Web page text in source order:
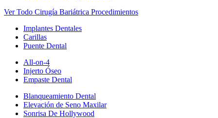
Ver Todo Cirugía Bariátrica Procedimientos
Implantes Dentales
Carillas
Puente Dental
All-on-4
Injerto Óseo
Empaste Dental
Blanqueamiento Dental
Elevación de Seno Maxilar
Sonrisa De Hollywood